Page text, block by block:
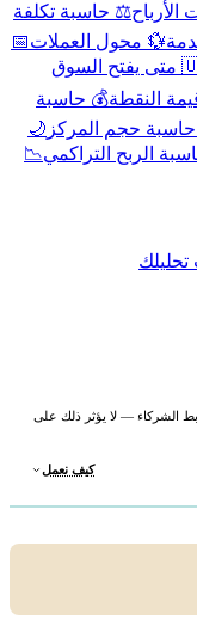
⚖️ حاسبة تكلفة
💱 محول العملات📅
🇺🇸 متى يفتح السوق
النقطة💰 حاسبة
حجم المركز 🌙
الربح التراكمي 📉
الشركاء — لا يؤثر ذلك على
كيف نعمل